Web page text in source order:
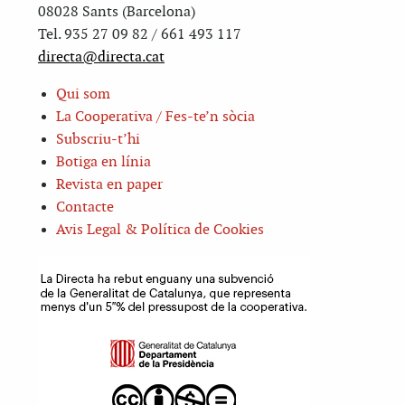
08028 Sants (Barcelona)
Tel. 935 27 09 82 / 661 493 117
directa@directa.cat
Qui som
La Cooperativa / Fes-te’n sòcia
Subscriu-t’hi
Botiga en línia
Revista en paper
Contacte
Avis Legal & Política de Cookies